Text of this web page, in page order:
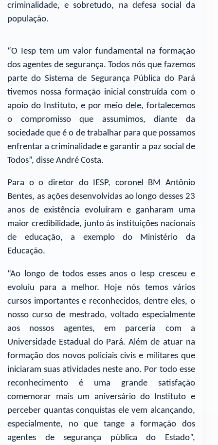
criminalidade, e sobretudo, na defesa social da
população.
“O Iesp tem um valor fundamental na formação
dos agentes de segurança. Todos nós que fazemos
parte do Sistema de Segurança Pública do Pará
tivemos nossa formação inicial construída com o
apoio do Instituto, e por meio dele, fortalecemos
o compromisso que assumimos, diante da
sociedade que é o de trabalhar para que possamos
enfrentar a criminalidade e garantir a paz social de
Todos”, disse André Costa.
Para o o diretor do IESP, coronel BM Antônio
Bentes, as ações desenvolvidas ao longo desses 23
anos de existência evoluíram e ganharam uma
maior credibilidade, junto às instituições nacionais
de educação, a exemplo do Ministério da
Educação.
“Ao longo de todos esses anos o Iesp cresceu e
evoluiu para a melhor. Hoje nós temos vários
cursos importantes e reconhecidos, dentre eles, o
nosso curso de mestrado, voltado especialmente
aos nossos agentes, em parceria com a
Universidade Estadual do Pará. Além de atuar na
formação dos novos policiais civis e militares que
iniciaram suas atividades neste ano. Por todo esse
reconhecimento é uma grande satisfação
comemorar mais um aniversário do Instituto e
perceber quantas conquistas ele vem alcançando,
especialmente, no que tange a formação dos
agentes de segurança pública do Estado”,